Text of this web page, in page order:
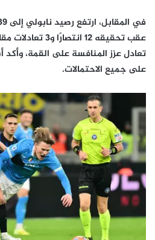
عقب تحقيقه 12 انتصارًا و3 تعادلات مقابل 4 هزائم.
تعادل عزز المنافسة على القمة، وأكد
على جميع الاحتمالات.